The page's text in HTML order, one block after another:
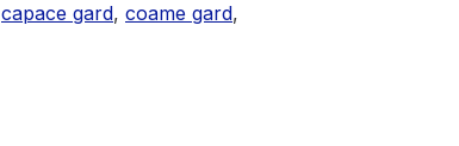
capace gard, coame gard,